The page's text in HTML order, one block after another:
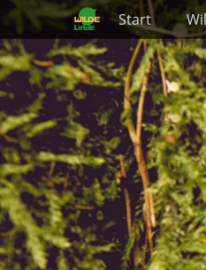
Primäres
Zum
Inhalt
springen
Start